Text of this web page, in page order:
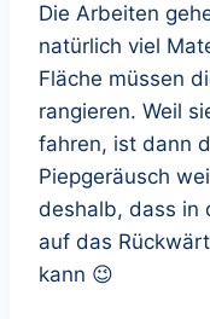
Die Arbeiten
natürlich viel
Fläche müssen
rangieren. Weil
fahren, ist dann
Piepgeräusch
deshalb, dass in
auf das
kann 😉